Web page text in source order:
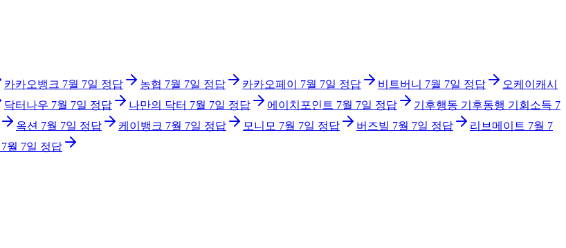
카카오뱅크 7월 7일 정답 농협 7월 7일 정답 카카오페이 7월 7일 정답 비트버니 7월 7일 정답
오케이캐시
닥터나우 7월 7일 정답 나만의 닥터 7월 7일 정답 에이치포인트 7월 7일 정답 기후행동 기후동행 기회소득 7
옥션 7월 7일 정답 케이뱅크 7월 7일 정답 모니모 7월 7일 정답 버즈빌 7월 7일 정답 리브메이트 7월 7
7월 7일 정답